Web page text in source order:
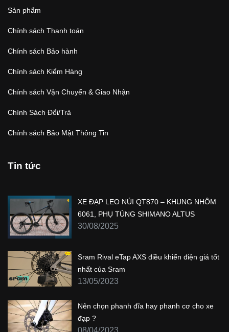
Sản phẩm
Chính sách Thanh toán
Chính sách Bảo hành
Chính sách Kiểm Hàng
Chính sách Vận Chuyển & Giao Nhận
Chính Sách Đổi/Trả
Chính sách Bảo Mật Thông Tin
Tin tức
XE ĐẠP LEO NÚI QT870 – KHUNG NHÔM
6061, PHỤ TÙNG SHIMANO ALTUS
30/08/2025
Sram Rival eTap AXS điều khiển điện giá tốt
nhất của Sram
13/05/2023
Nên chọn phanh đĩa hay phanh cơ cho xe
đạp ?
08/04/2023